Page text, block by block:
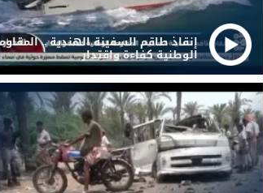
إنقاذ طاقم السفينة الهندية ..
الوطنية كفاءة واقتدار